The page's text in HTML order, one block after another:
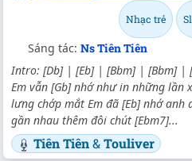
Nhạc trẻ
Sáng tác: Ns Tiên Tiên
Intro: [Db] | [Eb] | [Bbm] | [Bbm] |
Em vẫn [Gb] nhớ như in những lần
lưng chớp mắt Em đã [Eb] nhớ anh
gần nhau thêm đôi chút [Ebm7]...
Tiên Tiên&Touliver